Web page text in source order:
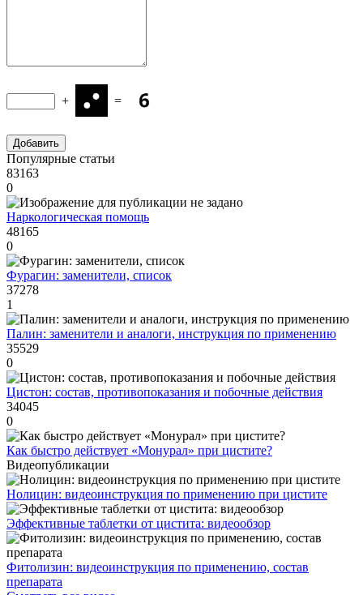
+ =
Популярные статьи
83163
0
Наркологическая помощь
48165
0
Фурагин: заменители, список
37278
1
Палин: заменители и аналоги, инструкция по применению
35529
0
Цистон: состав, противопоказания и побочные действия
34045
0
Как быстро действует «Монурал» при цистите?
Видеопубликации
Нолицин: видеоинструкция по применению при цистите
Эффективные таблетки от цистита: видеообзор
Фитолизин: видеоинструкция по применению, состав
препарата